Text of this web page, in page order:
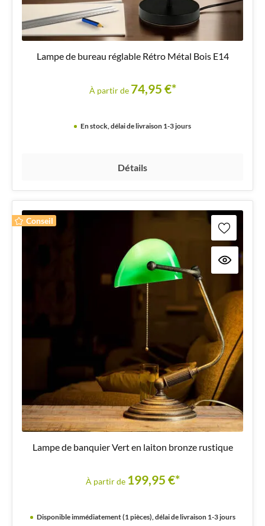
Lampe de bureau réglable Rétro Métal Bois E14
À partir de 74,95 €*
En stock, délai de livraison 1-3 jours
Détails
Conseil
Lampe de banquier Vert en laiton bronze rustique
À partir de 199,95 €*
Disponible immédiatement (1 pièces), délai de livraison 1-3 jours